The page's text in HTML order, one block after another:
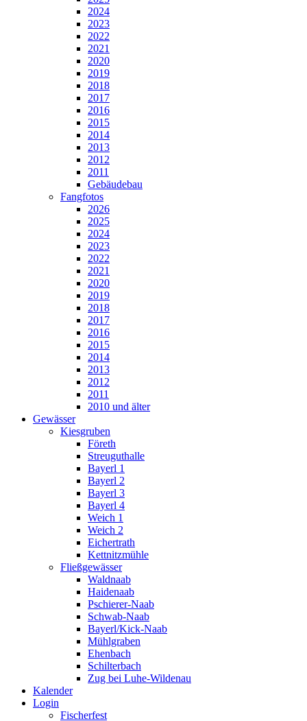
2024
2023
2022
2021
2020
2019
2018
2017
2016
2015
2014
2013
2012
2011
Gebäudebau
Fangfotos
2026
2025
2024
2023
2022
2021
2020
2019
2018
2017
2016
2015
2014
2013
2012
2011
2010 und älter
Gewässer
Kiesgruben
Företh
Streuguthalle
Bayerl 1
Bayerl 2
Bayerl 3
Bayerl 4
Weich 1
Weich 2
Eichertrath
Kettnitzmühle
Fließgewässer
Waldnaab
Haidenaab
Pschierer-Naab
Schwab-Naab
Bayerl/Kick-Naab
Mühlgraben
Ehenbach
Schilterbach
Zug bei Luhe-Wildenau
Kalender
Login
Fischerfest